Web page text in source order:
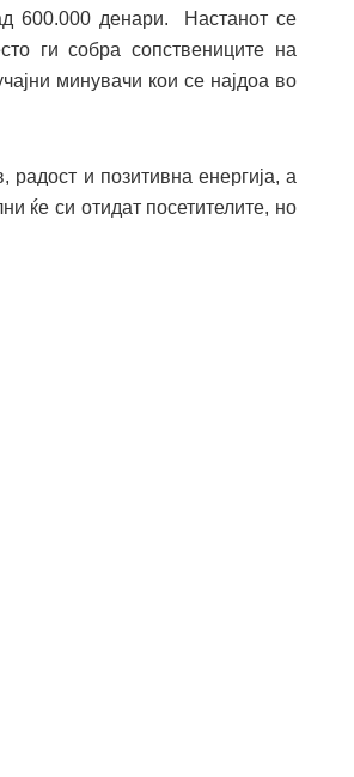
600.000 денари. Настанот се
ги собра сопствениците на
минувачи кои се најдоа во
и позитивна енергија, а
ќе си отидат посетителите, но